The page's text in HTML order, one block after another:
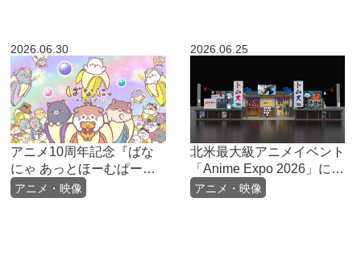
2026.06.30
アニメ・映像
アニメ10周年記念『ばな
にゃ あっとほーむぱー
てぃー』2026年7月10日
(金)より各プラットホーム
2026.06.25
アニメ・映像
北米最大級アニメイベント
「Anime Expo 2026」に出
展決定！